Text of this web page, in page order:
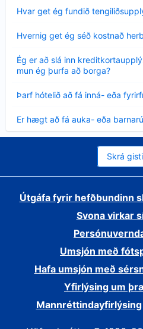
Hvar get ég fundið
sýnt
Hvernig get ég séð kostnað
sýnt
Ég er að slá inn
mun ég þurfa að borga?
Minna
sýnt
Þarf hótelið að fá inná- eða
sýnt
Er hægt að fá auka- eða
sýnt
Skrá
Útgáfa fyrir hefðbundinn
Svona virkar
Umsjón með
Hafa umsjón með
Yfirlýsing um
Mannréttindayfirlýsing